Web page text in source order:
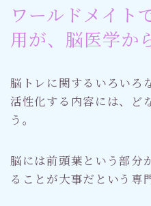
おすすめ記事
ワールドメイト
用が、脳医学か
脳トレに関するいろいろ
活性化する内容には、ど
う。
脳には前頭葉という部分
ることが大事だという専